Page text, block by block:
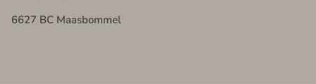
6627 BC Maasbommel